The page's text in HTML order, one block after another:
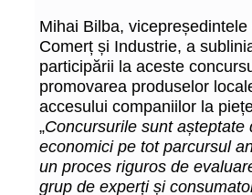
Mihai Bilba,
Comerț și Industrie, a
participării la aceste
promovarea produselor
accesului companiilor la
„Concursurile sunt așteptate
economici pe tot parcursul
un proces riguros de
grup de experți și